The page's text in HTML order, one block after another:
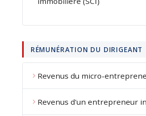
RÉMUNÉRATION DU DIRIGEANT
Revenus du micro-
Revenus d'un entrepreneur